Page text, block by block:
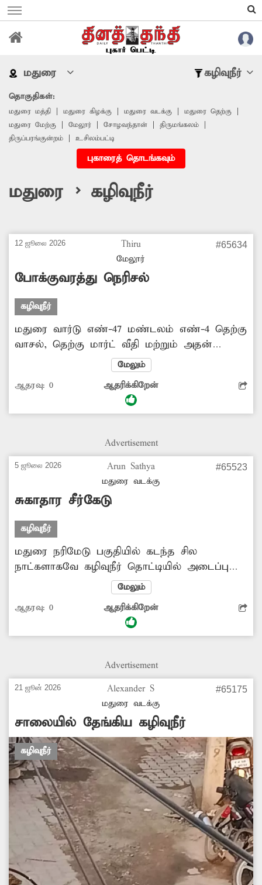
மதுரை கழிவுநீர்
தொகுதிகள்:
மதுரை மத்தி மதுரை கிழக்கு மதுரை வடக்கு
மதுரை தெற்கு
மதுரை மேற்கு
மேலூர் சோழவந்தான்
திருமங்கலம்
திருப்பரங்குன்றம்
உசிலம்பட்டி
புகாரைத் தொடங்கவும்
மதுரை > கழிவுநீர்
12 ஜூலை 2026
Thiru
மேலூர்
#65634
போக்குவரத்து நெரிசல்
கழிவுநீர்
மதுரை வார்டு எண்-47 மண்டலம் எண்-4 தெற்கு
வாசல், தெற்கு மார்ட் வீதி மற்றும் அதன்
சுற்றுவட்டார பகுதிகளில் போக்குவரத்து நெரிசல்
அதிகமாக காணப்படுகிறது. ஒரு சில பகுதிகளில்
நடைபாதையை ஆக்கிரமித்து கடைகள்
நடத்தப்படுகிறது. எனவே சம்பந்தப்பட்ட
செய்து ஆக்கிரமிப்பை அகற்றி சீரான
என பொதுமக்கள் கோரிக்கை விடுத்துள்ளனர்.
மேலும்
ஆதரவு: 0 ஆதரிக்கிறேன்
Advertisement
5 ஜூலை 2026
Arun Sathya
மதுரை வடக்கு
#65523
சுகாதார சீர்கேடு
கழிவுநீர்
மதுரை நரிமேடு பகுதியில் கடந்த சில
நாட்களாகவே கழிவுநீர் தொட்டியில் அடைப்பு
ஏற்பட்டு சாலையில் கழிவுநீர் அதிகளவில்
தேங்கி சுகாதார சீர்கேட்டினை ஏற்படுத்தி
வருகிறது. இதனால் குடியிருப்பு வாசிகள் மற்றும்
அவ்வழியே கடந்து பள்ளிக்கு செல்லும்
வருகின்றனர். மேலும், குழந்தைகளுக்கு
மாவட்ட நிர்வாகம் மேற்கண்ட பகுதியில்
தேங்கிய கழிவுநீரை அகற்ற நடவடிக்கை
எடுப்பார்களா?
மேலும்
ஆதரவு: 0 ஆதரிக்கிறேன்
Advertisement
21 ஜூன் 2026
Alexander S
மதுரை வடக்கு
#65175
சாலையில் தேங்கிய கழிவுநீர்
கழிவுநீர்